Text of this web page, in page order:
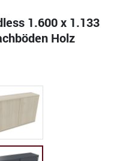
1.600 x 1.133
Holz